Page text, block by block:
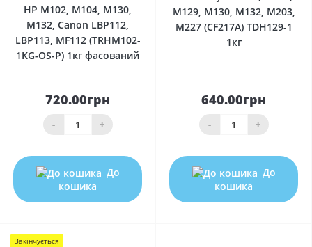
HP M102, M104, M130,
M132, Canon LBP112,
LBP113, MF112 (TRHM102-
1KG-OS-P) 1кг фасований
720.00грн
- +
До
кошика
M129, M130, M132, M203,
M227 (CF217A) TDH129-1
1кг
640.00грн
- +
До
кошика
Закінчується